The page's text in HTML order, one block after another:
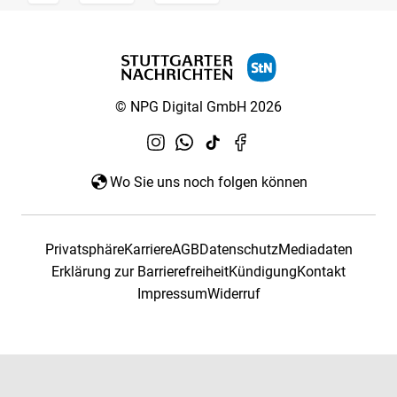
© NPG Digital GmbH 2026
Wo Sie uns noch folgen können
PrivatsphäreKarriereAGBDatenschutzMediadaten
Erklärung zur BarrierefreiheitKündigungKontakt
ImpressumWiderruf